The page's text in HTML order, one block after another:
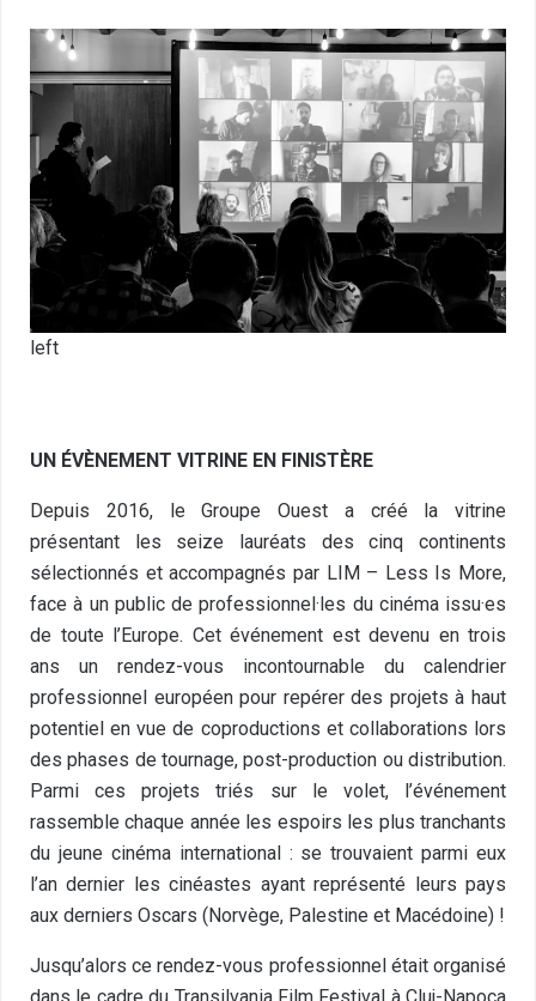
left
UN ÉVÈNEMENT VITRINE EN FINISTÈRE
Depuis 2016, le Groupe Ouest a créé la vitrine
présentant les seize lauréats des cinq continents
sélectionnés et accompagnés par LIM – Less Is More,
face à un public de professionnel·les du cinéma issu·es
de toute l’Europe. Cet événement est devenu en trois
ans un rendez-vous incontournable du calendrier
professionnel européen pour repérer des projets à haut
potentiel en vue de coproductions et collaborations lors
des phases de tournage, post-production ou distribution.
Parmi ces projets triés sur le volet, l’événement
rassemble chaque année les espoirs les plus tranchants
du jeune cinéma international : se trouvaient parmi eux
l’an dernier les cinéastes ayant représenté leurs pays
aux derniers Oscars (Norvège, Palestine et Macédoine) !
Jusqu’alors ce rendez-vous professionnel était organisé